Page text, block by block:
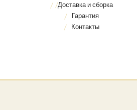
Доставка и сборка
Гарантия
Контакты